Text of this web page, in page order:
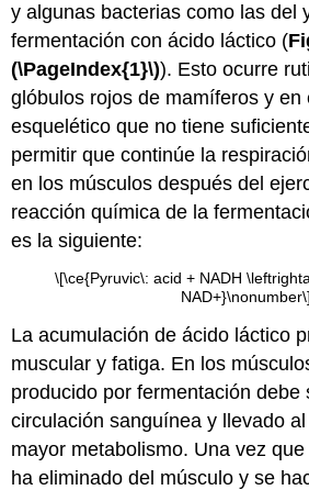
y algunas bacterias como las del
fermentación con ácido láctico (
(\PageIndex{1}\)). Esto ocurre
glóbulos rojos de mamíferos y en
esquelético que no tiene
permitir que continúe la
en los músculos después del
reacción química de la
es la siguiente:
\[\ce{Pyruvic\: acid + NADH
NAD+}\nonumber\]
La acumulación de ácido láctico
muscular y fatiga. En los
producido por fermentación debe
circulación sanguínea y llevado
mayor metabolismo. Una vez
ha eliminado del músculo y se